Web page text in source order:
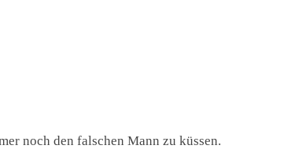
noch den falschen Mann zu küssen.